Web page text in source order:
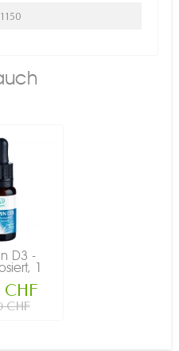
D3 -
1
pro...
CHF
CHF